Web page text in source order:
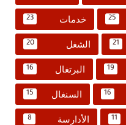
25 خدمات 23
21 الشغل 20
19 البرتغال 16
16 السنغال 15
11 الأدارسة 8